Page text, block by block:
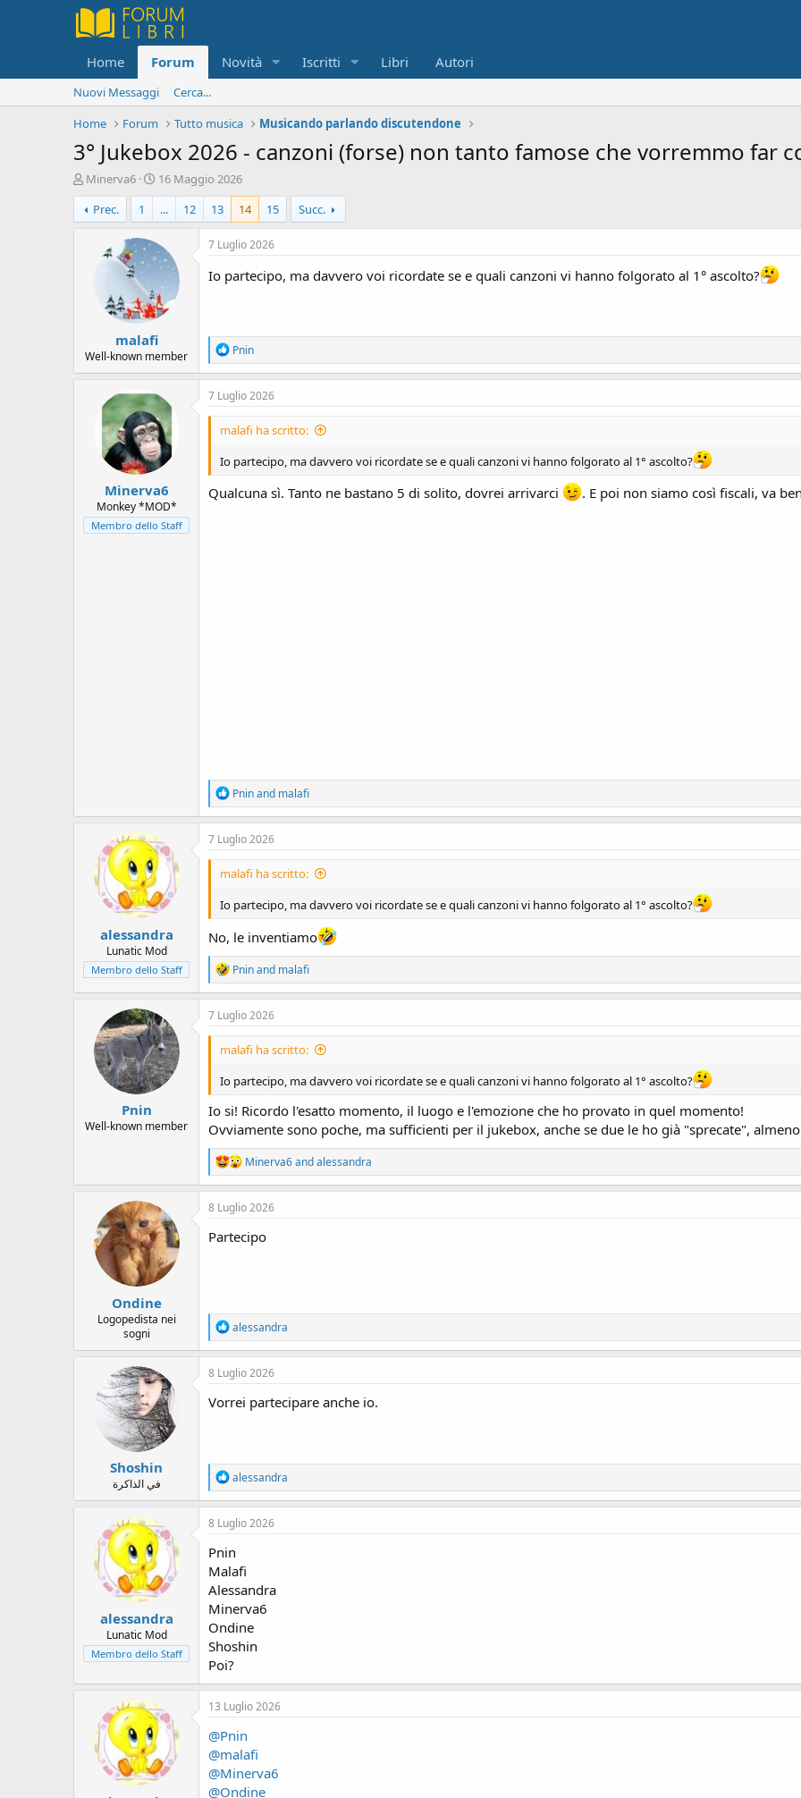
Home Forum Novità Iscritti Libri Autori
Nuovi Messaggi
Cerca...
Home
Forum Tutto musica Musicando parlando discutendone
3° Jukebox 2026 - canzoni (forse) non tanto famose che vorremmo far
C
r
e
a
c
u
Minerva6
D
a
t
a
d
i
n
i
z
i
o
16 Maggio 2026
Prec.
1 ... 12 13 14 15 Succ.
malafi
Well-known member
7 Luglio 2026
Io partecipo, ma davvero voi ricordate se e quali canzoni vi hanno folgorato al 1° ascolto?
R
e
a
c
t
o
s
Pnin
Minerva6
Monkey *MOD*
Membro dello Staff
7 Luglio 2026
malafi ha scritto:
Io partecipo, ma davvero voi ricordate se e quali canzoni vi hanno folgorato al 1° ascolto?
Qualcuna sì. Tanto ne bastano 5 di solito, dovrei arrivarci . E poi non siamo così fiscali, va
R
e
a
c
t
o
s
Pninand malafi
alessandra
Lunatic Mod
Membro dello Staff
7 Luglio 2026
malafi ha scritto:
Io partecipo, ma davvero voi ricordate se e quali canzoni vi hanno folgorato al 1° ascolto?
No, le inventiamo
R
e
a
c
t
o
s
Pninand malafi
Pnin
Well-known member
7 Luglio 2026
malafi ha scritto:
Io partecipo, ma davvero voi ricordate se e quali canzoni vi hanno folgorato al 1° ascolto?
Io si! Ricordo l'esatto momento, il luogo e l'emozione che ho provato in quel momento!
Ovviamente sono poche, ma sufficienti per il jukebox, anche se due le ho già "sprecate",
R
e
a
c
i
o
Minerva6andalessandra
Ondine
Logopedista nei
sogni
8 Luglio 2026
Partecipo
R
e
a
c
t
i
o
alessandra
Shoshin
في الذاكرة
8 Luglio 2026
Vorrei partecipare anche io.
R
e
a
c
t
i
o
n
s
:
alessandra
alessandra
Lunatic Mod
Membro dello Staff
8 Luglio 2026
Pnin
Malafi
Alessandra
Minerva6
Ondine
Shoshin
Poi?
13 Luglio 2026
@Pnin
@malafi
@Minerva6
@Ondine